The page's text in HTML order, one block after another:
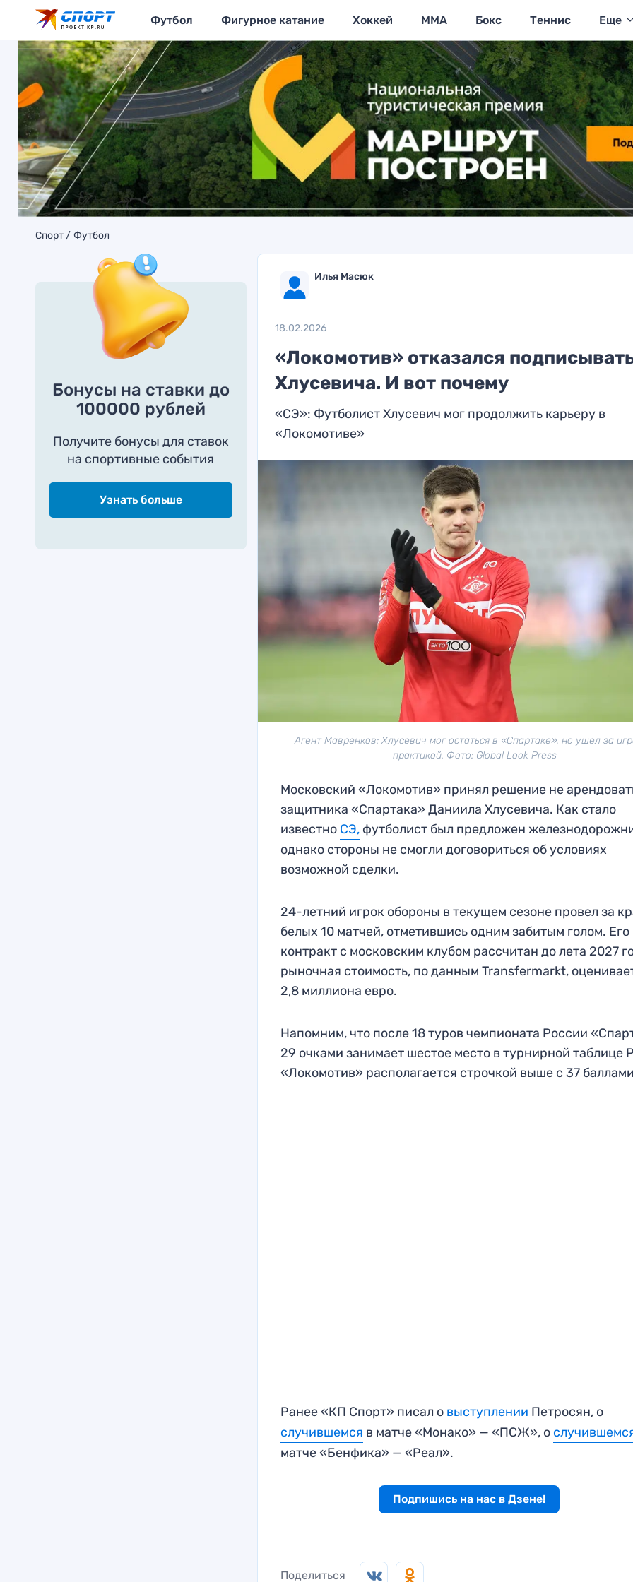
Футбол Фигурное катание Хоккей MMA Бокс Теннис Еще
Спорт Футбол
Бонусы на ставки до
100000 рублей
Получите бонусы для ставок
на спортивные события
Узнать больше
Илья Масюк
18.02.2026
«Локомотив» отказался
Хлусевича. И вот почему
«СЭ»: Футболист Хлусевич мог продолжить карьеру в
«Локомотиве»
Агент Мавренков: Хлусевич мог остаться в «Спартаке», но ушел за
практикой. Фото: Global Look Press
Московский «Локомотив» принял решение не
защитника «Спартака» Даниила Хлусевича. Как стало
известно СЭ, футболист был предложен
однако стороны не смогли договориться об условиях
возможной сделки.
24-летний игрок обороны в текущем сезоне провел за
белых 10 матчей, отметившись одним забитым голом. Его
контракт с московским клубом рассчитан до лета 2027
рыночная стоимость, по данным Transfermarkt,
2,8 миллиона евро.
Напомним, что после 18 туров чемпионата России
29 очками занимает шестое место в турнирной таблице
«Локомотив» располагается строчкой выше с 37
Ранее «КП Спорт» писал о выступлении Петросян, о
случившемся в матче «Монако» — «ПСЖ», о
матче «Бенфика» — «Реал».
Подпишись на нас в Дзене!
Поделиться